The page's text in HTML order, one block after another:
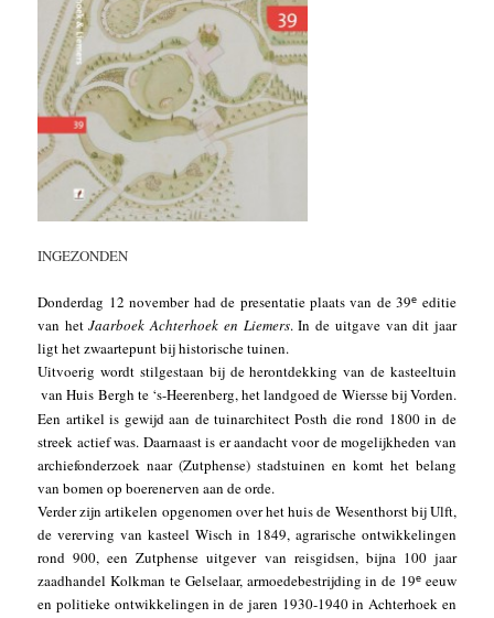
INGEZONDEN
Donderdag 12 november had de presentatie plaats van de 39e editie
van hetJaarboek Achterhoek en Liemers. In de uitgave van dit jaar
ligt het zwaartepunt bij historische tuinen.
Uitvoerig wordt stilgestaan bij de herontdekking van de kasteeltuin
van Huis Bergh te ‘s-Heerenberg, het landgoed de Wiersse bij Vorden.
Een artikel is gewijd aan de tuinarchitect Posth die rond 1800 in de
streek actief was. Daarnaast is er aandacht voor de mogelijkheden van
archiefonderzoek naar (Zutphense) stadstuinen en komt het belang
van bomen op boerenerven aan de orde.
Verder zijn artikelen opgenomen over het huis de Wesenthorst bij Ulft,
de vererving van kasteel Wisch in 1849, agrarische ontwikkelingen
rond 900, een Zutphense uitgever van reisgidsen, bijna 100 jaar
zaadhandel Kolkman te Gelselaar, armoedebestrijding in de 19e eeuw
en politieke ontwikkelingen in de jaren 1930-1940 in Achterhoek en